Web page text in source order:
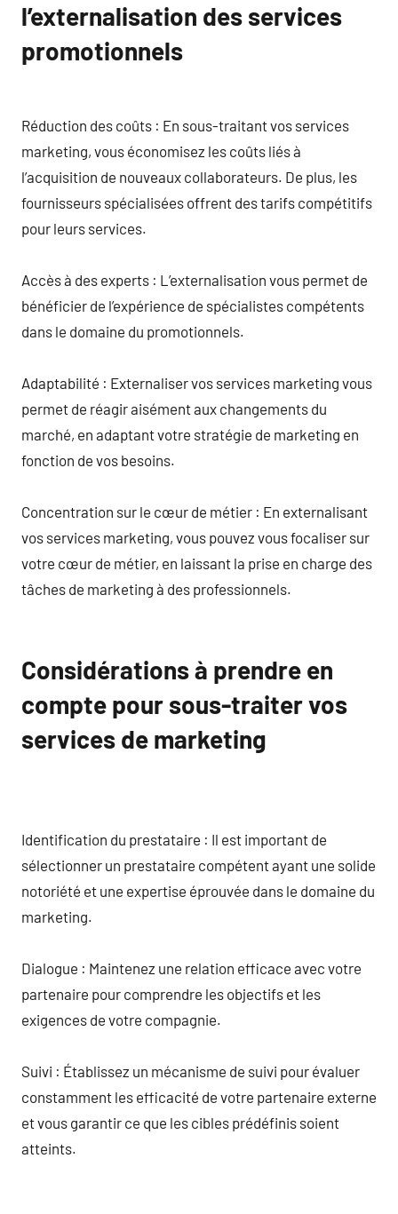
l’externalisation des services
promotionnels
Réduction des coûts : En sous-traitant vos services
marketing, vous économisez les coûts liés à
l’acquisition de nouveaux collaborateurs. De plus, les
fournisseurs spécialisées offrent des tarifs compétitifs
pour leurs services.
Accès à des experts : L’externalisation vous permet de
bénéficier de l’expérience de spécialistes compétents
dans le domaine du promotionnels.
Adaptabilité : Externaliser vos services marketing vous
permet de réagir aisément aux changements du
marché, en adaptant votre stratégie de marketing en
fonction de vos besoins.
Concentration sur le cœur de métier : En externalisant
vos services marketing, vous pouvez vous focaliser sur
votre cœur de métier, en laissant la prise en charge des
tâches de marketing à des professionnels.
Considérations à prendre en
compte pour sous-traiter vos
services de marketing
Identification du prestataire : Il est important de
sélectionner un prestataire compétent ayant une solide
notoriété et une expertise éprouvée dans le domaine du
marketing.
Dialogue : Maintenez une relation efficace avec votre
partenaire pour comprendre les objectifs et les
exigences de votre compagnie.
Suivi : Établissez un mécanisme de suivi pour évaluer
constamment les efficacité de votre partenaire externe
et vous garantir ce que les cibles prédéfinis soient
atteints.